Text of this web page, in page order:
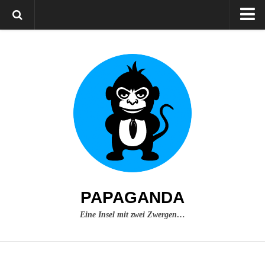
PAPAGANDA
Eine Insel mit zwei Zwergen…